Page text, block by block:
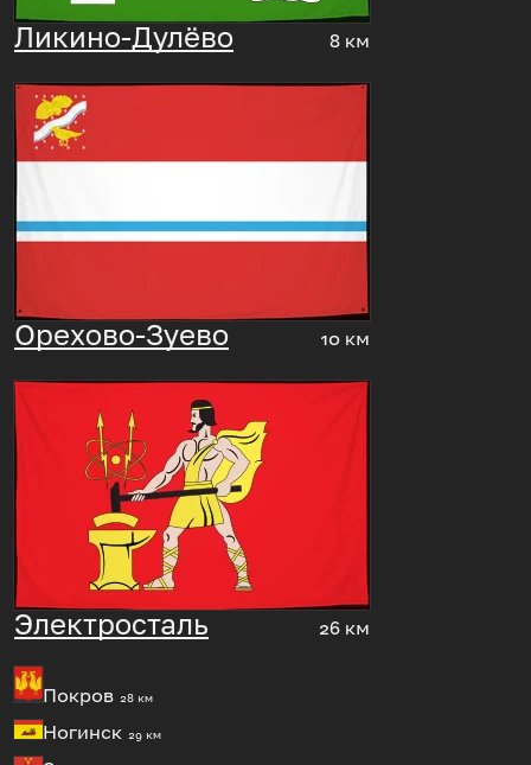
Ликино-Дулёво 8 км
Орехово-Зуево 10 км
Электросталь 26 км
Покров 28 км
Ногинск 29 км